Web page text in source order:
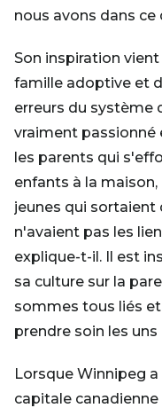
nous avons dans
Son inspiration
famille adoptive et
erreurs du système
vraiment passionné
les parents qui
enfants à la
jeunes qui
n'avaient pas les
explique-t-il. Il est
sa culture sur la
sommes tous liés
prendre soin les uns
Lorsque Winnipeg
capitale